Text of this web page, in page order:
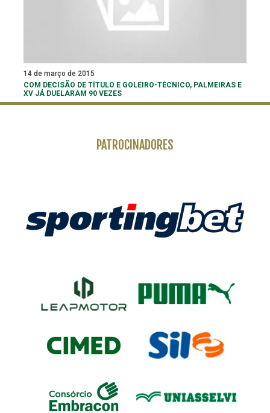
14 de março de 2015
COM DECISÃO DE TÍTULO E GOLEIRO-TÉCNICO, PALMEIRAS E
XV JÁ DUELARAM 90 VEZES
PATROCINADORES